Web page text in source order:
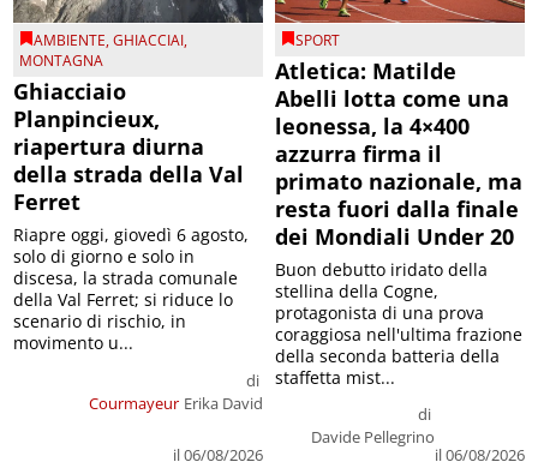
AMBIENTE,GHIACCIAI,
MONTAGNA
Ghiacciaio
Planpincieux,
riapertura diurna
della strada della Val
Ferret
Courmayeur
di
Erika David
il 06/08/2026
Riapre oggi, giovedì 6 agosto,
solo di giorno e solo in
discesa, la strada comunale
della Val Ferret; si riduce lo
scenario di rischio, in
movimento u...
SPORT
Atletica: Matilde
Abelli lotta come una
leonessa, la 4×400
azzurra firma il
primato nazionale, ma
resta fuori dalla finale
dei Mondiali Under 20
di
Davide Pellegrino
il 06/08/2026
Buon debutto iridato della
stellina della Cogne,
protagonista di una prova
coraggiosa nell'ultima frazione
della seconda batteria della
staffetta mist...